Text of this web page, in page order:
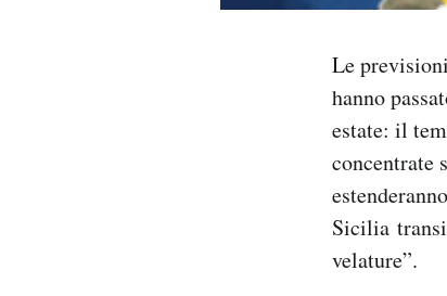
AREA PERSONALE
Le
hanno
estate: il
concentrate
Sicilia
velature”.